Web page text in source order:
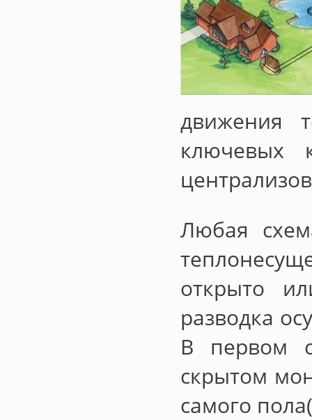
движения
ключевых
Любая
открыто
разводка
В первом
скрытом
самого